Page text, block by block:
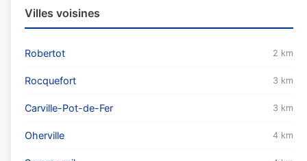
Villes voisines
Robertot 2 km
Rocquefort 3 km
Carville-Pot-de-Fer 3 km
Oherville 4 km